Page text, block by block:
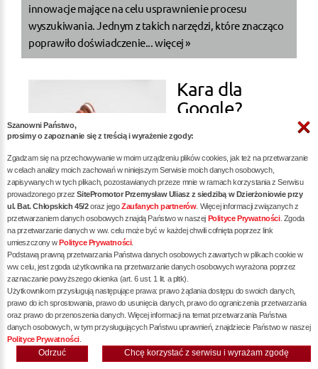
innowacje mające na celu usprawnienie procesu
wyszukiwania. Jednym z takich narzędzi, które znacząco
poprawiło doświadczenie...więcej »
Kara dla
Google?
więcej »
Audyt SEO -
Klucz do
Sukcesu w
Szanowni Państwo,
prosimy o zapoznanie się z treścią i wyrażenie zgody:
Zgadzam się na przechowywanie w moim urządzeniu plików cookies, jak też na przetwarzanie
w celach analizy moich zachowań w niniejszym Serwisie moich danych osobowych,
zapisywanych w tych plikach, pozostawianych przeze mnie w ramach korzystania z Serwisu
prowadzonego przezSitePromotor Przemysław Uliasz z siedzibą w Dzierżoniowie przy
ul. Bat. Chłopskich 45/2oraz jegoZaufanych partnerów. Więcej informacji związanych z
przetwarzaniem danych osobowych znajdą Państwo w naszej Polityce Prywatności. Zgoda
na przetwarzanie danych w ww. celu może być w każdej chwili cofnięta poprzez link
umieszczony wPolityce Prywatności.
Podstawą prawną przetwarzania Państwa danych osobowych zawartych w plikach cookie w
ww. celu, jest zgoda użytkownika na przetwarzanie danych osobowych wyrażona poprzez
zaznaczanie powyższego okienka (art. 6 ust. 1 lit. a pltk).
Użytkownikom przysługują następujące prawa: prawo żądania dostępu do swoich danych,
prawo do ich sprostowania, prawo do usunięcia danych, prawo do ograniczenia przetwarzania
oraz prawo do przenoszenia danych. Więcej informacji na temat przetwarzania Państwa
danych osobowych, w tym przysługujących Państwu uprawnień, znajdziecie Państwo w naszej
Polityce Prywatności
Chcę korzystać z serwisu i wyrażam zgodę
Odrzuć